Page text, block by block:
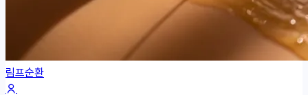
림프순환